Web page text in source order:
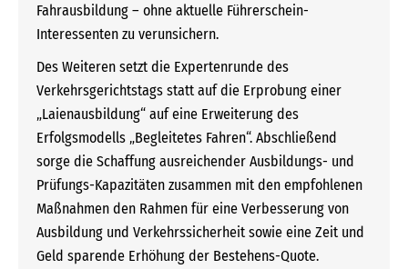
Fahrausbildung – ohne aktuelle Führerschein-
Interessenten zu verunsichern.
Des Weiteren setzt die Expertenrunde des
Verkehrsgerichtstags statt auf die Erprobung einer
„Laienausbildung“ auf eine Erweiterung des
Erfolgsmodells „Begleitetes Fahren“. Abschließend
sorge die Schaffung ausreichender Ausbildungs- und
Prüfungs-Kapazitäten zusammen mit den empfohlenen
Maßnahmen den Rahmen für eine Verbesserung von
Ausbildung und Verkehrssicherheit sowie eine Zeit und
Geld sparende Erhöhung der Bestehens-Quote.